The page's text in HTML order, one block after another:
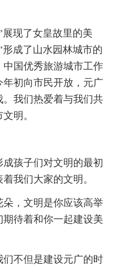
现了女皇故里的美
成了山水园林城市的
国优秀旅游城市工作
初向市民开放，元广
我们热爱着与我们共
明。
孩子们对文明的最初
我们大家的文明。
，文明是你应该高举
待着和你一起建设美
不但是建设元广的时